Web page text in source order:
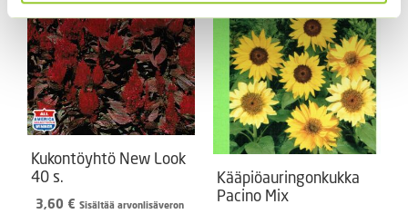
Kukontöyhtö New Look
40 s.
3,60 € Sisältää arvonlisäveron
Kääpiöauringonkukka
Pacino Mix